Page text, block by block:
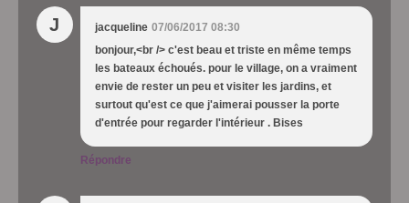
J jacqueline 07/06/2017 08:30
bonjour,<br /> c'est beau et triste en même temps
les bateaux échoués. pour le village, on a vraiment
envie de rester un peu et visiter les jardins, et
surtout qu'est ce que j'aimerai pousser la porte
d'entrée pour regarder l'intérieur . Bises
Répondre